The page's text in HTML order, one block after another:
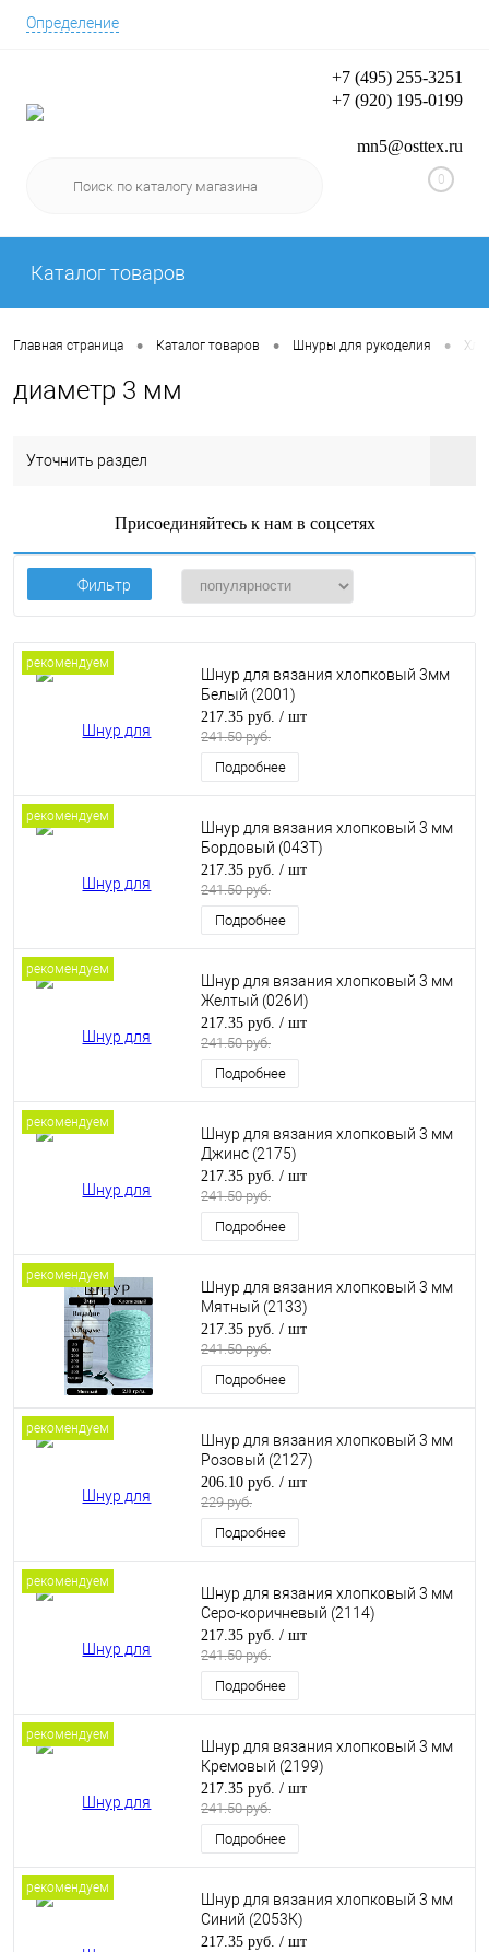
Определение
+7 (495) 255-3251
+7 (920) 195-0199
mn5@osttex.ru
0
Каталог товаров
Главная страница • Каталог товаров • Шнуры для рукоделия •
диаметр 3 мм
Уточнить раздел
Присоединяйтесь к нам в соцсетях
Фильтр
рекомендуем
Шнур для вязания хлопковый 3мм
Белый (2001)
217.35 руб. / шт
241.50 руб.
Подробнее
рекомендуем
Шнур для вязания хлопковый 3 мм
Бордовый (043Т)
217.35 руб. / шт
241.50 руб.
Подробнее
рекомендуем
Шнур для вязания хлопковый 3 мм
Желтый (026И)
217.35 руб. / шт
241.50 руб.
Подробнее
рекомендуем
Шнур для вязания хлопковый 3 мм
Джинс (2175)
217.35 руб. / шт
241.50 руб.
Подробнее
рекомендуем
Шнур для вязания хлопковый 3 мм
Мятный (2133)
217.35 руб. / шт
241.50 руб.
Подробнее
рекомендуем
Шнур для вязания хлопковый 3 мм
Розовый (2127)
206.10 руб. / шт
229 руб.
Подробнее
рекомендуем
Шнур для вязания хлопковый 3 мм
Серо-коричневый (2114)
217.35 руб. / шт
241.50 руб.
Подробнее
рекомендуем
Шнур для вязания хлопковый 3 мм
Кремовый (2199)
217.35 руб. / шт
241.50 руб.
Подробнее
рекомендуем
Шнур для вязания хлопковый 3 мм
Синий (2053К)
217.35 руб. / шт